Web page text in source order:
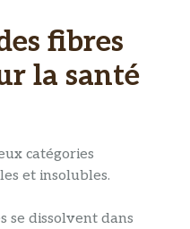
fibres
la santé
catégories
et insolubles.
se dissolvent dans